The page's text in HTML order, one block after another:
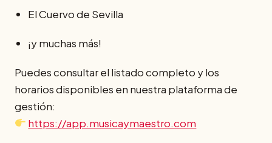
El Cuervo de Sevilla
¡y muchas más!
Puedes consultar el listado completo y los
horarios disponibles en nuestra plataforma de
gestión:
https://app.musicaymaestro.com